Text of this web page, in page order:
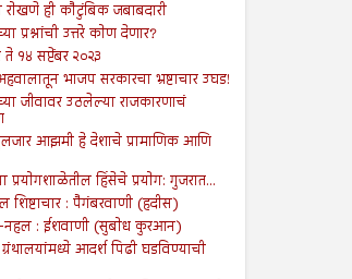
रोखणे ही कौटुंबिक जबाबदारी
प्रश्नांची उत्तरे कोण देणार?
ते १४ सप्टेंबर २०२३
भाजप सरकारचा भ्रष्टाचार उघड!
जीवावर उठलेल्या राजकारणाचं
आझमी हे देशाचे प्रामाणिक आणि
प्रयोगशाळेतील हिंसेचे प्रयोग: गुजरात...
शिष्टाचार : पैगंबरवाणी (हदीस)
: ईशवाणी (सुबोध कुरआन)
आदर्श पिढी घडविण्याची